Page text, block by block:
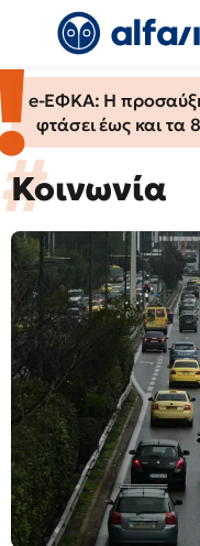
e-ΕΦΚΑ: Η
φτάσει έως και τα
Κοινωνία